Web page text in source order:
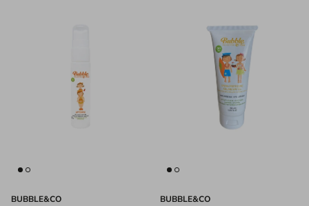
BUBBLE&CO BUBBLE&CO